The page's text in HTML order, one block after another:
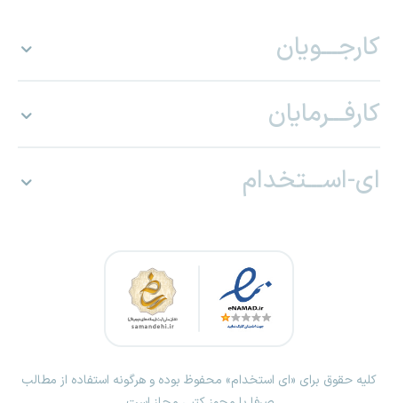
کارجـــویان
کارفـــرمایان
ای-اســـتخدام
کلیه حقوق برای «ای استخدام» محفوظ بوده و هرگونه استفاده از مطالب